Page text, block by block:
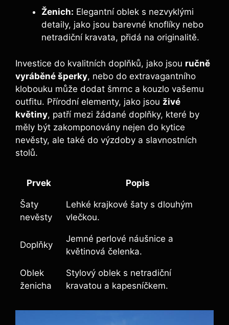
Ženich: Elegantní oblek s nezvyklými
detaily, jako jsou barevné knoflíky nebo
netradiční‍ kravata, přidá ‍na originalitě.
Investice ⁢do kvalitních doplňků, jako jsou⁤ ručně
vyráběné šperky, nebo do extravagantního
klobouku může dodat šmrnc a kouzlo vašemu
outfitu. Přírodní elementy, jako jsou živé
květiny, patří‍ mezi‌ žádané doplňky,⁤ které by⁤
měly být ​zakomponovány nejen ‍do kytice
nevěsty, ale také do výzdoby a slavnostních
stolů.
Prvek Popis
Šaty
nevěsty
Lehké krajkové ‍šaty s dlouhým
vlečkou.
Doplňky
Jemné perlové náušnice a‍
květinová čelenka.
Oblek
ženicha
Stylový oblek s netradiční
kravatou a kapesníčkem.